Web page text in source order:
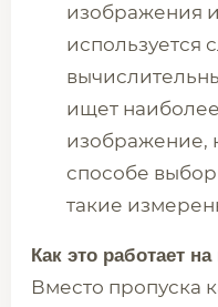
изображения
используется
ищет
изображение,
способе
такие
Как это работает на
Вместо пропуска